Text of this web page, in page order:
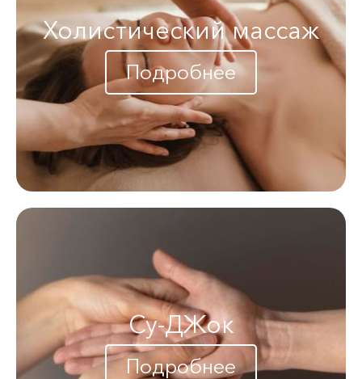
Холистический массаж
Подробнее
Су-ДЖок
Подробнее